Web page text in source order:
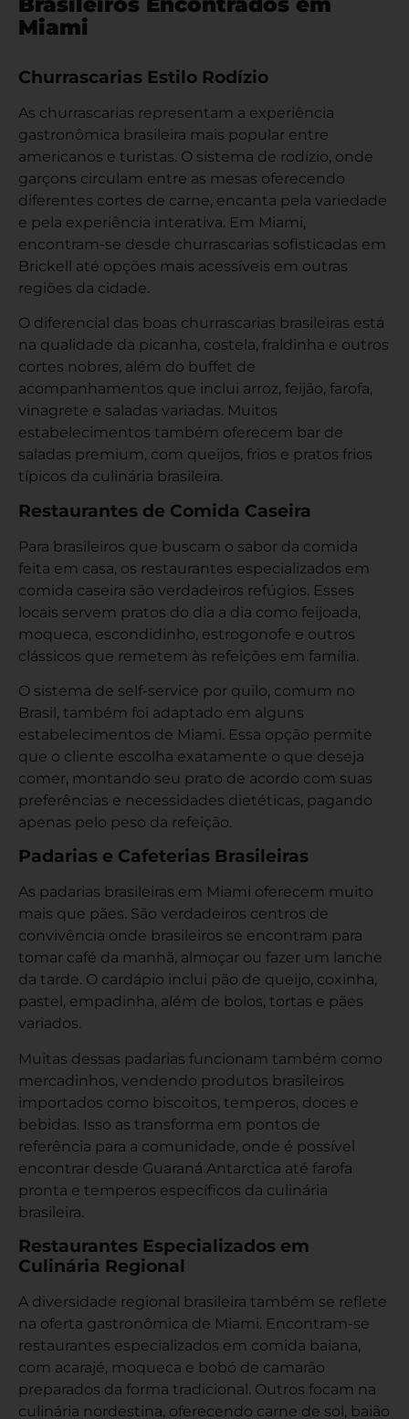
Miami
Churrascarias Estilo Rodízio
As churrascarias representam a experiência
gastronômica brasileira mais popular entre
americanos e turistas. O sistema de rodízio, onde
garçons circulam entre as mesas oferecendo
diferentes cortes de carne, encanta pela variedade
e pela experiência interativa. Em Miami,
encontram-se desde churrascarias sofisticadas em
Brickell até opções mais acessíveis em outras
regiões da cidade.
O diferencial das boas churrascarias brasileiras está
na qualidade da picanha, costela, fraldinha e outros
cortes nobres, além do buffet de
acompanhamentos que inclui arroz, feijão, farofa,
vinagrete e saladas variadas. Muitos
estabelecimentos também oferecem bar de
saladas premium, com queijos, frios e pratos frios
típicos da culinária brasileira.
Restaurantes de Comida Caseira
Para brasileiros que buscam o sabor da comida
feita em casa, os restaurantes especializados em
comida caseira são verdadeiros refúgios. Esses
locais servem pratos do dia a dia como feijoada,
moqueca, escondidinho, estrogonofe e outros
clássicos que remetem às refeições em família.
O sistema de self-service por quilo, comum no
Brasil, também foi adaptado em alguns
estabelecimentos de Miami. Essa opção permite
que o cliente escolha exatamente o que deseja
comer, montando seu prato de acordo com suas
preferências e necessidades dietéticas, pagando
apenas pelo peso da refeição.
Padarias e Cafeterias Brasileiras
As padarias brasileiras em Miami oferecem muito
mais que pães. São verdadeiros centros de
convivência onde brasileiros se encontram para
tomar café da manhã, almoçar ou fazer um lanche
da tarde. O cardápio inclui pão de queijo, coxinha,
pastel, empadinha, além de bolos, tortas e pães
variados.
Muitas dessas padarias funcionam também como
mercadinhos, vendendo produtos brasileiros
importados como biscoitos, temperos, doces e
bebidas. Isso as transforma em pontos de
referência para a comunidade, onde é possível
encontrar desde Guaraná Antarctica até farofa
pronta e temperos específicos da culinária
brasileira.
Restaurantes Especializados em
Culinária Regional
A diversidade regional brasileira também se reflete
na oferta gastronômica de Miami. Encontram-se
restaurantes especializados em comida baiana,
com acarajé, moqueca e bobó de camarão
preparados da forma tradicional. Outros focam na
culinária nordestina, oferecendo carne de sol, baião